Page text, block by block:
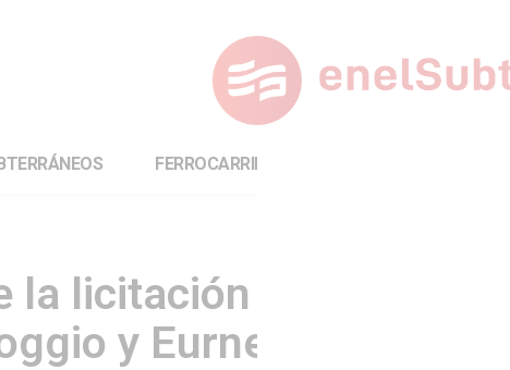
FERROCARRILES
la licitación del Subte,
y Eurnekian